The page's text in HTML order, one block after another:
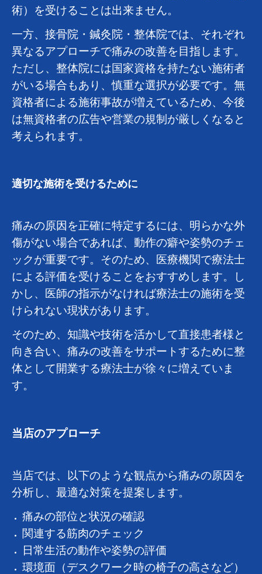
術）を受けることは出来ません。
一方、接骨院・鍼灸院・整体院では、それぞれ
異なるアプローチで痛みの改善を目指します。
ただし、整体院には国家資格を持たない施術者
がいる場合もあり、慎重な選択が必要です。無
資格者による施術事故が増えているため、今後
は無資格者の広告や営業の規制が厳しくなると
考えられます。
適切な施術を受けるために
痛みの原因を正確に特定するには、明らかな外
傷がない場合であれば、動作の癖や姿勢のチェ
ックが重要です。そのため、医療機関で療法士
による評価を受けることをおすすめします。し
かし、医師の指示がなければ療法士の施術を受
けられない現状があります。
そのため、知識や技術を活かして直接患者様と
向き合い、痛みの改善をサポートするために整
体として開業する療法士が徐々に増えていま
す。
当店のアプローチ
当店では、以下のような観点から痛みの原因を
分析し、最適な対策を提案します。
痛みの部位と状況の確認
関連する筋肉のチェック
日常生活の動作や姿勢の評価
環境面（デスクワーク時の椅子の高さなど）